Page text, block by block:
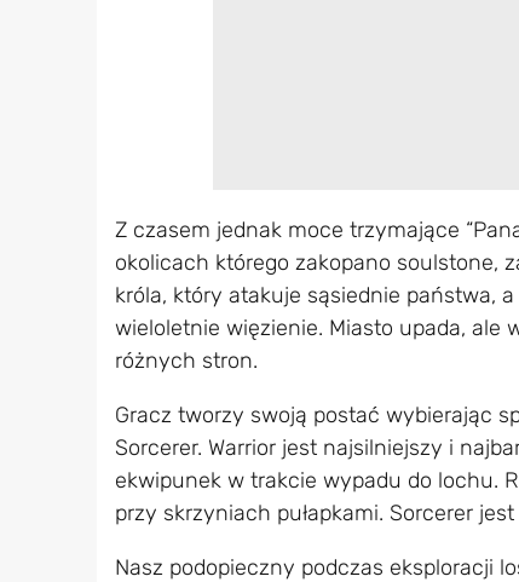
Z czasem jednak moce trzymające
okolicach którego zakopano soulstone,
króla, który atakuje sąsiednie państwa,
wieloletnie więzienie. Miasto upada, ale
różnych stron.
Gracz tworzy swoją postać wybierając
Sorcerer. Warrior jest najsilniejszy i
ekwipunek w trakcie wypadu do lochu.
przy skrzyniach pułapkami. Sorcerer
Nasz podopieczny podczas eksploracji